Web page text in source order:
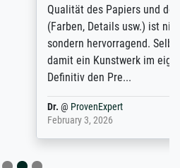
und des Drucks
ist nicht nur gut,
Selbst ein Druck ist
im eigenen Sinne.